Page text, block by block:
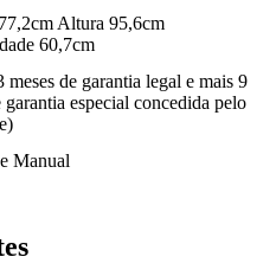
Altura 95,6cm
60,7cm
meses de garantia legal e mais 9
garantia especial concedida pelo
Manual